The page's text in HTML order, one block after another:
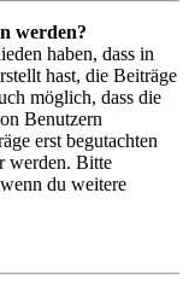
werden?
haben, dass in
hast, die Beiträge
möglich, dass die
Benutzern
erst begutachten
werden. Bitte
du weitere